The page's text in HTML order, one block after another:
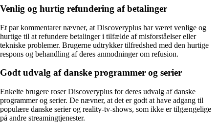
Venlig og hurtig refundering af betalinger
Et par kommentarer nævner, at Discoveryplus har været venlige og
hurtige til at refundere betalinger i tilfælde af misforståelser eller
tekniske problemer. Brugerne udtrykker tilfredshed med den hurtige
respons og behandling af deres anmodninger om refusion.
Godt udvalg af danske programmer og serier
Enkelte brugere roser Discoveryplus for deres udvalg af danske
programmer og serier. De nævner, at det er godt at have adgang til
populære danske serier og reality-tv-shows, som ikke er tilgængelige
på andre streamingtjenester.